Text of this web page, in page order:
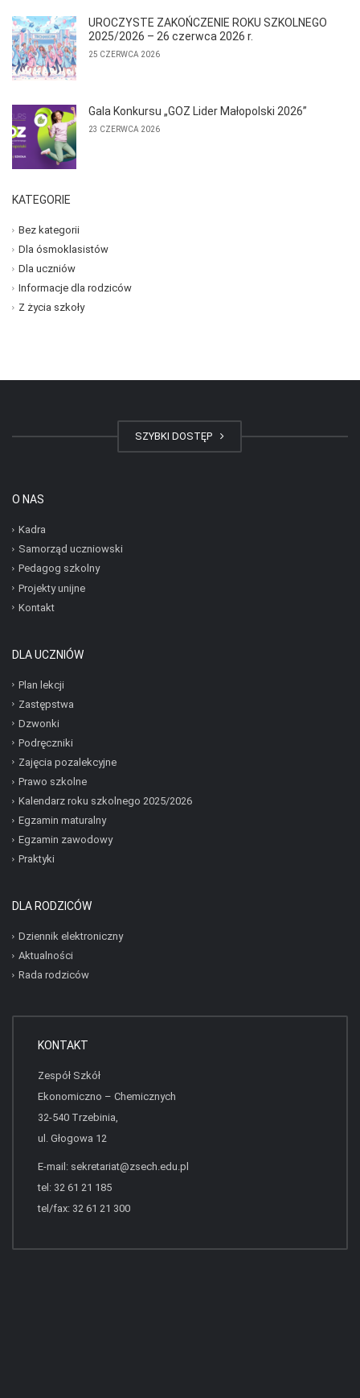
UROCZYSTE ZAKOŃCZENIE ROKU SZKOLNEGO
2025/2026 – 26 czerwca 2026 r.
25 CZERWCA 2026
Gala Konkursu „GOZ Lider Małopolski 2026”
23 CZERWCA 2026
KATEGORIE
Bez kategorii
Dla ósmoklasistów
Dla uczniów
Informacje dla rodziców
Z życia szkoły
SZYBKI DOSTĘP
O NAS
Kadra
Samorząd uczniowski
Pedagog szkolny
Projekty unijne
Kontakt
DLA UCZNIÓW
Plan lekcji
Zastępstwa
Dzwonki
Podręczniki
Zajęcia pozalekcyjne
Prawo szkolne
Kalendarz roku szkolnego 2025/2026
Egzamin maturalny
Egzamin zawodowy
Praktyki
DLA RODZICÓW
Dziennik elektroniczny
Aktualności
Rada rodziców
KONTAKT
Zespół Szkół
Ekonomiczno – Chemicznych
32-540 Trzebinia,
ul. Głogowa 12
E-mail: sekretariat@zsech.edu.pl
tel: 32 61 21 185
tel/fax: 32 61 21 300